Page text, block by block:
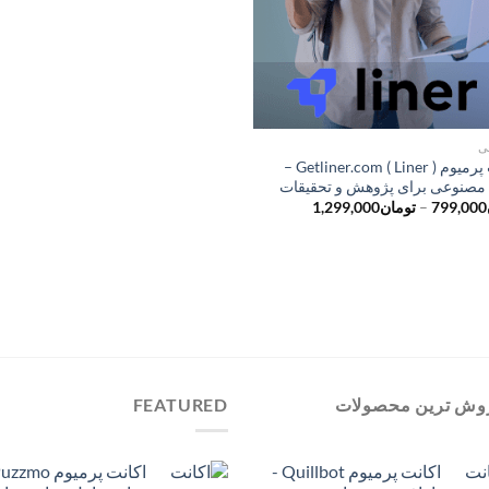
اکانت پرمیوم ( Getliner.com ( Liner –
برای پژوهش و تحقیقات
799,000
– تومان1,299,000محدوده
ترین محصولات
اکانت پرمیوم Quillbot -
FEATURED